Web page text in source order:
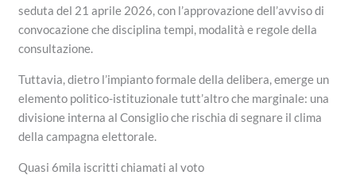
seduta del 21 aprile 2026, con l’approvazione dell’avviso di
convocazione che disciplina tempi, modalità e regole della
consultazione.
Tuttavia, dietro l’impianto formale della delibera, emerge un
elemento politico-istituzionale tutt’altro che marginale: una
divisione interna al Consiglio che rischia di segnare il clima
della campagna elettorale.
Quasi 6mila iscritti chiamati al voto